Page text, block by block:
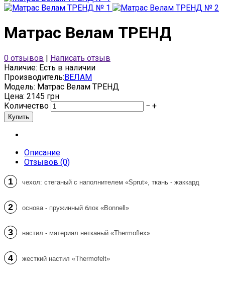
Матрас Велам ТРЕНД
0 отзывов | Написать отзыв
Наличие: Есть в наличии
Производитель:ВЕЛАМ
Модель: Матрас Велам ТРЕНД
Цена: 2145 грн
Количество
− +
Описание
Отзывов (0)
1 чехол: стеганый c наполнителем «Sprut», ткань - жаккард
2 основа - пружинный блок «Bonnell»
3 настил - материал нетканый «Thermoflex»
4 жесткий настил «Thermofelt»